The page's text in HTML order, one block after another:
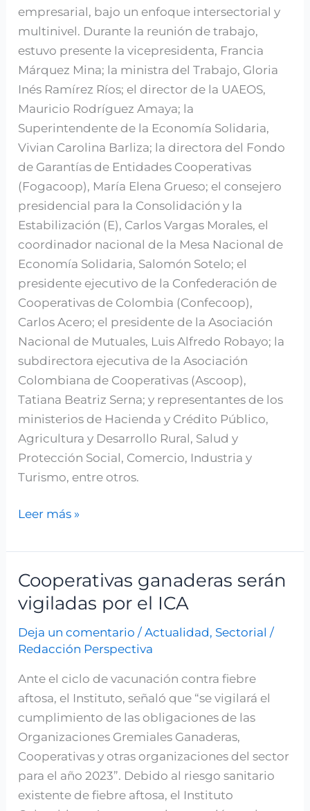
empresarial, bajo un enfoque intersectorial y
multinivel. Durante la reunión de trabajo,
estuvo presente la vicepresidenta, Francia
Márquez Mina; la ministra del Trabajo, Gloria
Inés Ramírez Ríos; el director de la UAEOS,
Mauricio Rodríguez Amaya; la
Superintendente de la Economía Solidaria,
Vivian Carolina Barliza; la directora del Fondo
de Garantías de Entidades Cooperativas
(Fogacoop), María Elena Grueso; el consejero
presidencial para la Consolidación y la
Estabilización (E), Carlos Vargas Morales, el
coordinador nacional de la Mesa Nacional de
Economía Solidaria, Salomón Sotelo; el
presidente ejecutivo de la Confederación de
Cooperativas de Colombia (Confecoop),
Carlos Acero; el presidente de la Asociación
Nacional de Mutuales, Luis Alfredo Robayo; la
subdirectora ejecutiva de la Asociación
Colombiana de Cooperativas (Ascoop),
Tatiana Beatriz Serna; y representantes de los
ministerios de Hacienda y Crédito Público,
Agricultura y Desarrollo Rural, Salud y
Protección Social, Comercio, Industria y
Turismo, entre otros.
Leer más »
Cooperativas ganaderas serán
vigiladas por el ICA
Deja un comentario /Actualidad, Sectorial /
Redacción Perspectiva
Ante el ciclo de vacunación contra fiebre
aftosa, el Instituto, señaló que “se vigilará el
cumplimiento de las obligaciones de las
Organizaciones Gremiales Ganaderas,
Cooperativas y otras organizaciones del sector
para el año 2023”. Debido al riesgo sanitario
existente de fiebre aftosa, el Instituto
Cooperativas
ganaderas
serán
vigiladas
por
el
ICA